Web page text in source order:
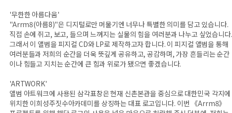
'무한한 아름다움'
"Arrm8(아름8)"은 디지털로만 머물기엔 너무나 특별한 의미를 담고 있습니다.
직접 손에 쥐고, 보고, 들으며 느껴지는 실물의 힘을 여러분과 나누고 싶었습니다.
그래서 이 앨범을 피지컬 CD와 LP로 제작하고자 합니다. 이 피지컬 앨범을 통해
여러분들과 저희의 순간을 더욱 뜻깊게 공유하고, 공감하며, 가장 흔들리는 순간
이나 힘들고 지치는 순간에 큰 힘과 위로가 됐으면 좋겠습니다.
'ARTWORK'
앨범 아트워크에 사용된 삼각표창은 현재 신촌본관을 중심으로 대한민국 각지에
위치한 이희성주짓수아카데미를 상징하는 대표 로고입니다. 이번 《Arrm8》